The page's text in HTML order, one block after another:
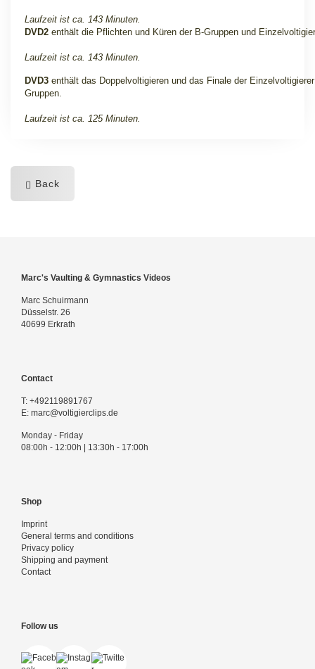
Laufzeit ist ca. 143 Minuten.
DVD2 enthält die Pflichten und Küren der B-Gruppen und
Laufzeit ist ca. 143 Minuten.
DVD3 enthält das Doppelvoltigieren und das Finale der
Gruppen.
Laufzeit ist ca. 125 Minuten.
Back
Marc's Vaulting & Gymnastics Videos
Marc Schuirmann
Düsselstr. 26
40699 Erkrath
Contact
T: +492119891767
E: marc@voltigierclips.de
Monday - Friday
08:00h - 12:00h | 13:30h - 17:00h
Shop
Imprint
General terms and conditions
Privacy policy
Shipping and payment
Contact
Follow us